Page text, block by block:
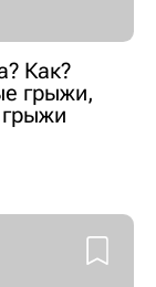
Как?
грыжи,